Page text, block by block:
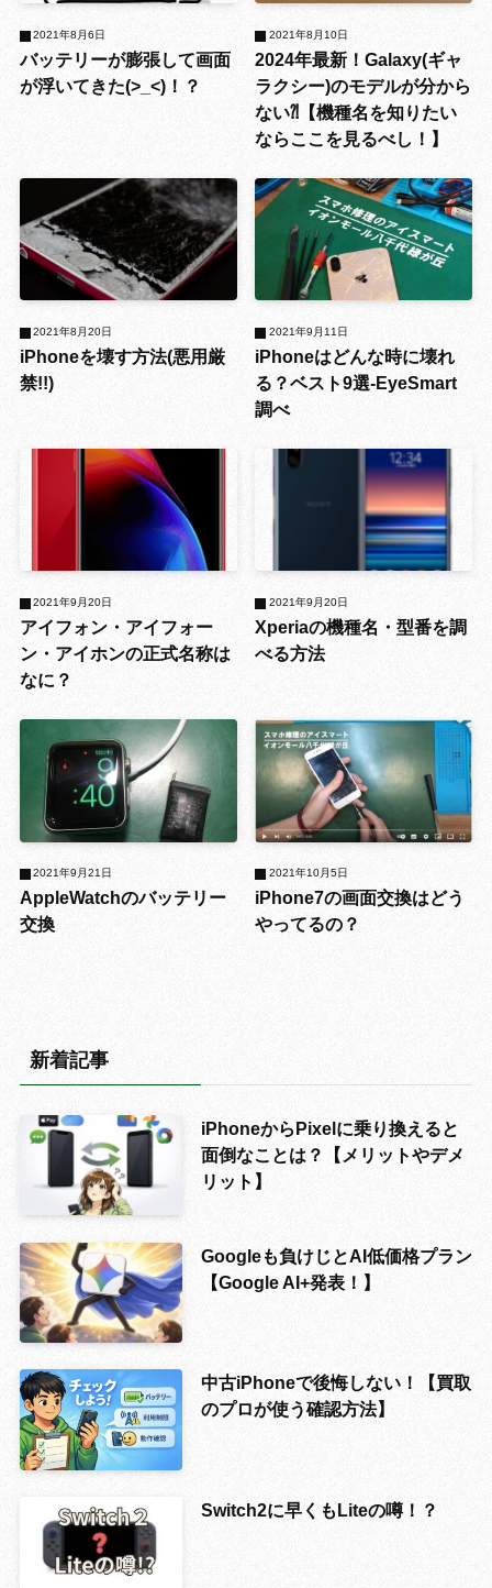
バッテリーが膨張して画面
が浮いてきた(>_<)！？
2021年8月6日
2024年最新！Galaxy(ギャ
ラクシー)のモデルが分から
ない⁈【機種名を知りたい
ならここを見るべし！】
2021年8月10日
iPhoneを壊す方法(悪用厳
禁!!)
2021年8月20日
iPhoneはどんな時に壊れ
る？ベスト9選-EyeSmart
調べ
2021年9月11日
アイフォン・アイフォー
ン・アイホンの正式名称は
なに？
2021年9月20日
Xperiaの機種名・型番を調
べる方法
2021年9月20日
AppleWatchのバッテリー
交換
2021年9月21日
iPhone7の画面交換はどう
やってるの？
2021年10月5日
新着記事
iPhoneからPixelに乗り換えると
面倒なことは？【メリットやデメ
リット】
Googleも負けじとAI低価格プラン
【Google AI+発表！】
中古iPhoneで後悔しない！【買取
のプロが使う確認方法】
Switch2に早くもLiteの噂！？